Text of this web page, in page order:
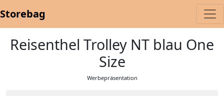
Storebag
Reisenthel Trolley NT blau One
Size
Werbepräsentation